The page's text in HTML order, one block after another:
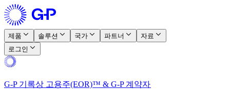
제품​​ 솔루션​​ 국가​​ 파트너​​
자료​​
로그인​​
G-P 기록상 고용주(EOR)™ & G-P 계약자​​